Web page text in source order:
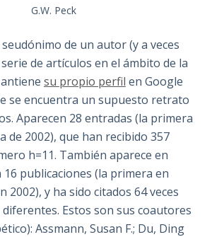
G.W. Peck
seudónimo de un autor (y a veces
de artículos en el ámbito de la
su propio perfil en Google
se encuentra un supuesto retrato
Aparecen 28 entradas (la primera
de 2002), que han recibido 357
h=11. También aparece en
16 publicaciones (la primera en
2002), y ha sido citados 64 veces
Estos son sus coautores
Assmann, Susan F.; Du, Ding